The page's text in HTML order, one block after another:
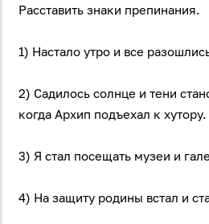
Расставить знаки препинания.
1) Настало утро и все
2) Садилось солнце и тени
когда Архип подъехал к хутору.
3) Я стал посещать музеи и
4) На защиту родины встал и